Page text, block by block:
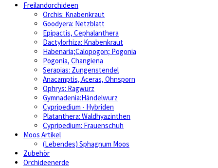
Freilandorchideen
Orchis: Knabenkraut
Goodyera: Netzblatt
Epipactis, Cephalanthera
Dactylorhiza: Knabenkraut
Habenaria;Calopogon; Pogonia
Pogonia, Changiena
Serapias: Zungenstendel
Anacamptis, Aceras, Ohnsporn
Ophrys: Ragwurz
Gymnadenia:Händelwurz
Cypripedium - Hybriden
Platanthera: Waldhyazinthen
Cypripedium: Frauenschuh
Moos Artikel
(Lebendes) Sphagnum Moos
Zubehör
Orchideenerde